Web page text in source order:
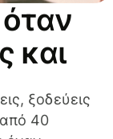
και
ξοδεύεις
40